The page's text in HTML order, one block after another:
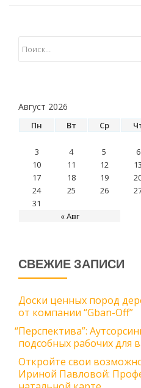
Август 2026
Пн Вт Ср
« Авг
3
4 5 6
10
11 12 13
17
18 19
24
25 26
31
СВЕЖИЕ ЗАПИСИ
Доски ценных пород
от компании “Gban-Off”
“Перспектива”:
подсобных рабочих для
Откройте свои
Ириной Павловой: